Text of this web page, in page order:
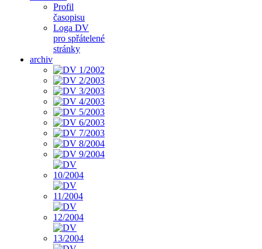
Profil
časopisu
Loga DV
pro spřátelené
stránky
archiv